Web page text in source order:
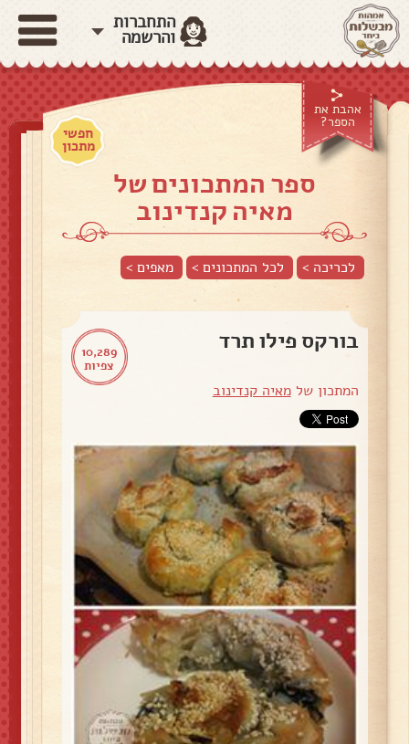
התחברות
והרשמה
אהבת את
הספר?
חפשי
מתכון
ספר המתכונים של
מאיה קנדינוב
לכריכה > לכל המתכונים > מאפים>
10,289
צפיות
בורקס פילו תרד
המתכון שלמאיה קנדינוב